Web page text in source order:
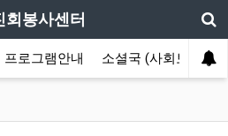
회봉사센터
프로그램안내 소셜국 (사회보장국)